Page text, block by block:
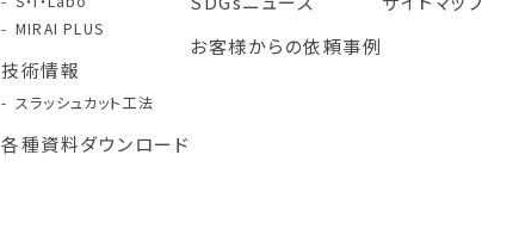
MIRAI PLUS
技術情報
スラッシュカット工法
各種資料ダウンロード
お客様からの依頼事例